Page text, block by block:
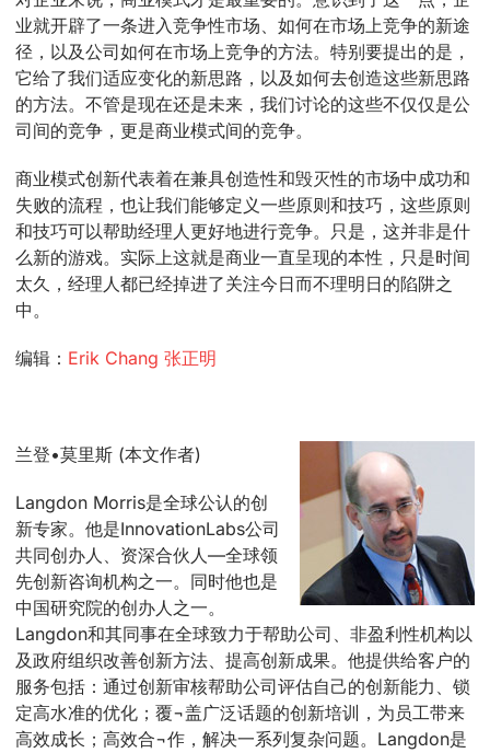
业就开辟了一条进入竞争性市场、如何在市场上竞争的新途
径，以及公司如何在市场上竞争的方法。特别要提出的是，
它给了我们适应变化的新思路，以及如何去创造这些新思路
的方法。不管是现在还是未来，我们讨论的这些不仅仅是公
司间的竞争，更是商业模式间的竞争。
商业模式创新代表着在兼具创造性和毁灭性的市场中成功和
失败的流程，也让我们能够定义一些原则和技巧，这些原则
和技巧可以帮助经理人更好地进行竞争。只是，这并非是什
么新的游戏。实际上这就是商业一直呈现的本性，只是时间
太久，经理人都已经掉进了关注今日而不理明日的陷阱之
中。
编辑： Erik Chang 张正明
兰登•莫里斯 (本文作者)
Langdon Morris是全球公认的创
新专家。他是InnovationLabs公司
共同创办人、资深合伙人—全球领
先创新咨询机构之一。同时他也是
中国研究院的创办人之一。
Langdon和其同事在全球致力于帮助公司、非盈利性机构以
及政府组织改善创新方法、提高创新成果。他提供给客户的
服务包括：通过创新审核帮助公司评估自己的创新能力、锁
定高水准的优化；覆¬盖广泛话题的创新培训，为员工带来
高效成长；高效合¬作，解决一系列复杂问题。Langdon是